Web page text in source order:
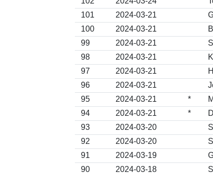
101
2024-03-21
100
2024-03-21
99
2024-03-21
98
2024-03-21
97
2024-03-21
96
2024-03-21
95
2024-03-21 *
94
2024-03-21 *
93
2024-03-20
92
2024-03-20
91
2024-03-19
90
2024-03-18